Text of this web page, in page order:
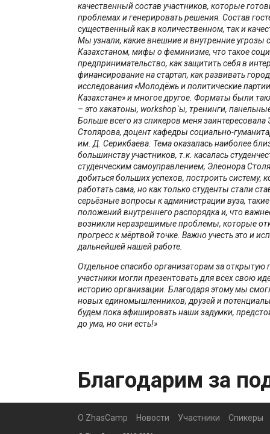
качественный состав участников, которые
проблемах и генерировать решения. Состав
существенный как в количественном, так и
Мы узнали, какие внешние и внутренние угрозы
Казахстаном, мифы о феминизме, что такое
предпринимательство, как защитить себя в
финансирование на стартап, как развивать
исследования «Молодёжь и политические
Казахстане» и многое другое. Форматы были
– это хакатоны, workshop`ы, тренинги,
Больше всего из спикеров меня заинтересовала
Столярова, доцент кафедры социально-
им. Д. Серикбаева. Тема оказалась наиболее
большинству участников, т.к. касалась
студенческим самоуправлением, Элеонора
добиться больших успехов, построить систему,
работать сама, но как только студенты стали
серьёзные вопросы к администрации вуза,
положений внутреннего распорядка и, что
возникли неразрешимые проблемы, которые
прогресс к мёртвой точке. Важно учесть это и
дальнейшей нашей работе.
Отдельное спасибо организаторам за открытую
участники могли презентовать для всех свою
историю организации. Благодаря этому мы
новых единомышленников, друзей и
будем пока афишировать наши задумки,
до ума, но они есть!»
Благодарим за
О ZhasCamp Новости Участники Спикеры